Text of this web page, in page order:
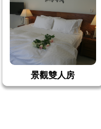
景觀雙人房